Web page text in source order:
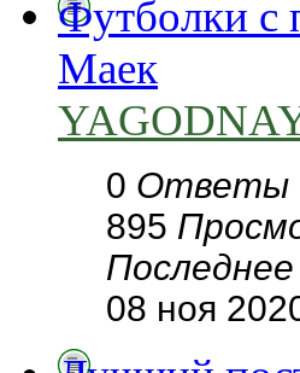
Футболки с
Маек
0 Ответы
895
08 ноя